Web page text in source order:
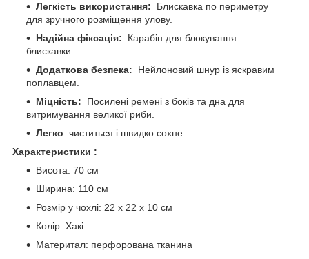
Легкість використання: Блискавка по периметру
для зручного розміщення улову.
Надійна фіксація: Карабін для блокування
блискавки.
Додаткова безпека: Нейлоновий шнур із яскравим
поплавцем.
Міцність: Посилені ремені з боків та дна для
витримування великої риби.
Легко чиститься і швидко сохне.
Характеристики :
Висота: 70 см
Ширина: 110 см
Розмір у чохлі: 22 х 22 х 10 см
Колір: Хакі
Материтал: перфорована тканина